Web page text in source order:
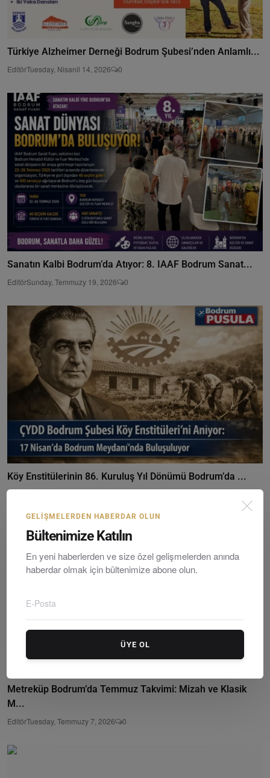
Türkiye Alzheimer Derneği Bodrum Şubesi’nden Anlamlı...
EditörTuesday, Nisanil 14, 2026 0
Sanatın Kalbi Bodrum’da Atıyor: 8. IAAF Bodrum Sanat...
EditörSunday, Temmuzy 19, 2026 0
Köy Enstitülerinin 86. Kuruluş Yıl Dönümü Bodrum’da ...
Editör
Metreküp Bodrum’da Temmuz Takvimi: Mizah ve Klasik
M...
EditörTuesday, Temmuzy 7, 2026 0
GELIŞMELERDEN HABERDAR OLUN
Bültenimize Katılın
En yeni haberlerden ve size özel gelişmelerden anında
haberdar olmak için bültenimize abone olun.
ÜYE OL